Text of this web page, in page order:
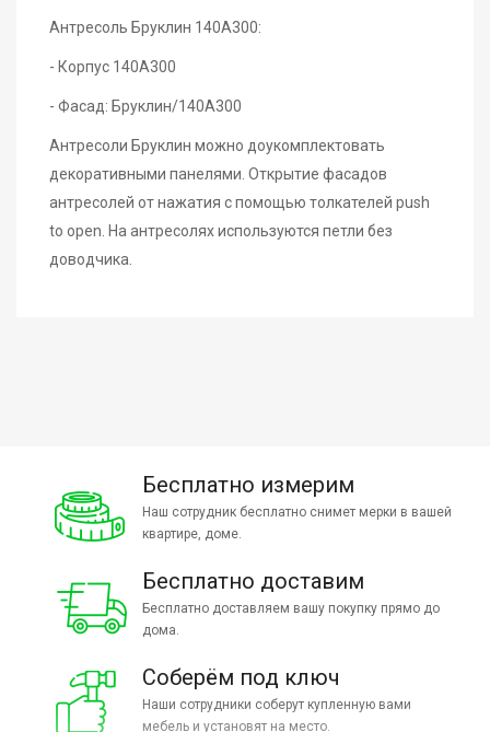
Антресоль Бруклин 140А300:
- Корпус 140А300
- Фасад: Бруклин/140А300
Антресоли Бруклин можно доукомплектовать
декоративными панелями. Открытие фасадов
антресолей от нажатия с помощью толкателей push
to open. На антресолях используются петли без
доводчика.
Бесплатно измерим
Наш сотрудник бесплатно снимет мерки в вашей
квартире, доме.
Бесплатно доставим
Бесплатно доставляем вашу покупку прямо до
дома.
Соберём под ключ
Наши сотрудники соберут купленную вами
мебель и установят на место.